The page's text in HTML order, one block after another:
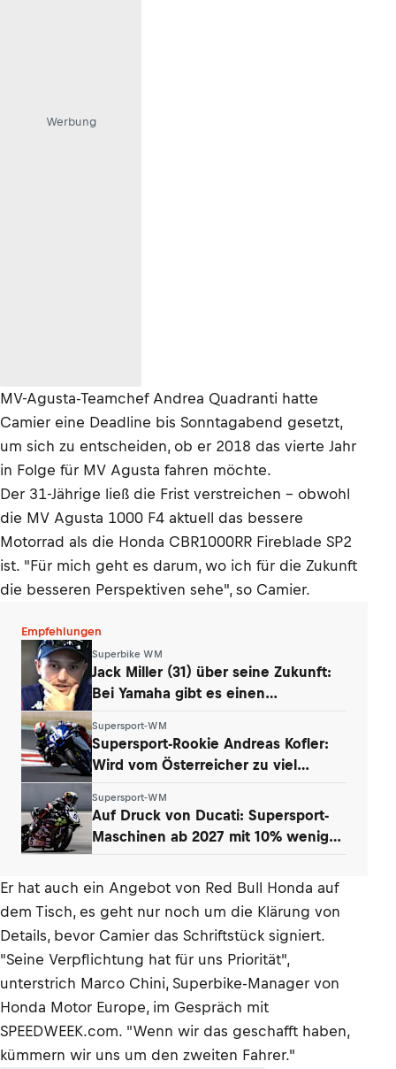
Werbung
MV-Agusta-Teamchef Andrea Quadranti hatte
Camier eine Deadline bis Sonntagabend gesetzt,
um sich zu entscheiden, ob er 2018 das vierte Jahr
in Folge für MV Agusta fahren möchte.
Der 31-Jährige ließ die Frist verstreichen – obwohl
die MV Agusta 1000 F4 aktuell das bessere
Motorrad als die Honda CBR1000RR Fireblade SP2
ist. "Für mich geht es darum, wo ich für die Zukunft
die besseren Perspektiven sehe", so Camier.
Empfehlungen
Superbike WM
Jack Miller (31) über seine Zukunft:
Bei Yamaha gibt es einen
Supersport-WM
Supersport-Rookie Andreas Kofler:
Wird vom Österreicher zu viel
Supersport-WM
Auf Druck von Ducati: Supersport-
Maschinen ab 2027 mit 10% weniger
Er hat auch ein Angebot von Red Bull Honda auf
dem Tisch, es geht nur noch um die Klärung von
Details, bevor Camier das Schriftstück signiert.
"Seine Verpflichtung hat für uns Priorität",
unterstrich Marco Chini, Superbike-Manager von
Honda Motor Europe, im Gespräch mit
SPEEDWEEK.com. "Wenn wir das geschafft haben,
kümmern wir uns um den zweiten Fahrer."